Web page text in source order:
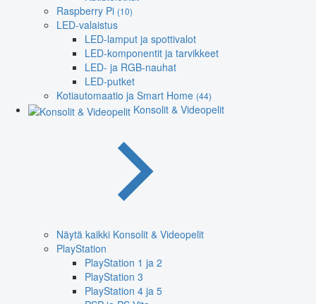
Raspberry Pi (10)
LED-valaistus
LED-lamput ja spottivalot
LED-komponentit ja tarvikkeet
LED- ja RGB-nauhat
LED-putket
Kotiautomaatio ja Smart Home (44)
Konsolit & Videopelit
Näytä kaikki Konsolit & Videopelit
PlayStation
PlayStation 1 ja 2
PlayStation 3
PlayStation 4 ja 5